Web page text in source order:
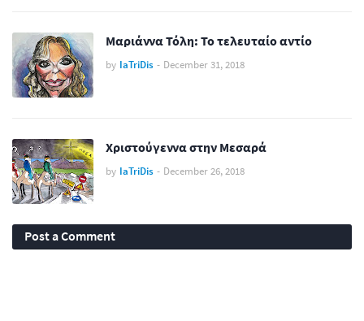
Μαριάννα Τόλη: Το τελευταίο αντίο
by IaTriDis - December 31, 2018
Χριστούγεννα στην Μεσαρά
by IaTriDis - December 26, 2018
Post a Comment